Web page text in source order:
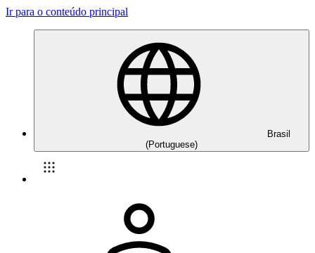
Ir para o conteúdo principal
Brasil
(Portuguese)